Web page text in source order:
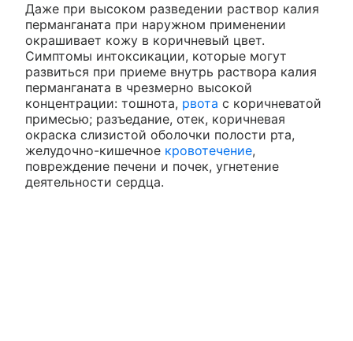
Даже при высоком разведении раствор калия
перманганата при наружном применении
окрашивает кожу в коричневый цвет.
Симптомы интоксикации, которые могут
развиться при приеме внутрь раствора калия
перманганата в чрезмерно высокой
концентрации: тошнота, рвота с коричневатой
примесью; разъедание, отек, коричневая
окраска слизистой оболочки полости рта,
желудочно-кишечное кровотечение,
повреждение печени и почек, угнетение
деятельности сердца.